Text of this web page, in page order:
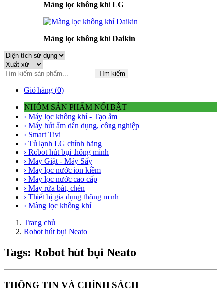
Màng lọc không khí LG
Màng lọc không khí Daikin
Tìm kiếm
Giỏ hàng (0)
NHÓM SẢN PHẨM NỔI BẬT
› Máy lọc không khí - Tạo ẩm
› Máy hút ẩm dân dụng, công nghiệp
› Smart Tivi
› Tủ lạnh LG chính hãng
› Robot hút bụi thông minh
› Máy Giặt - Máy Sấy
› Máy lọc nước ion kiềm
› Máy lọc nước cao cấp
› Máy rửa bát, chén
› Thiết bị gia dụng thông minh
› Màng lọc không khí
Trang chủ
Robot hút bụi Neato
Tags: Robot hút bụi Neato
THÔNG TIN VÀ CHÍNH SÁCH